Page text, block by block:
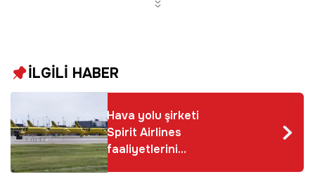
İLGİLİ HABER
Hava yolu şirketi
Spirit Airlines
faaliyetlerini
durdurdu